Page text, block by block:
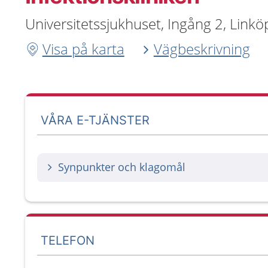
Universitetssjukhuset, Ingång 2,
Visa på karta
Vägbeskrivning
VÅRA E-TJÄNSTER
Synpunkter och klagomål
TELEFON